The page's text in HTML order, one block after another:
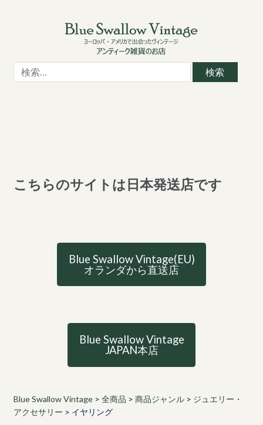
検
索:
こちらのサイトは日本発送店です
Blue Swallow Vintage(EU)
オランダから直送店
Blue Swallow Vintage
JAPAN本店
Blue Swallow Vintage> 全商品 > 商品ジャンル> ジュエリー・
アクセサリー > イヤリング